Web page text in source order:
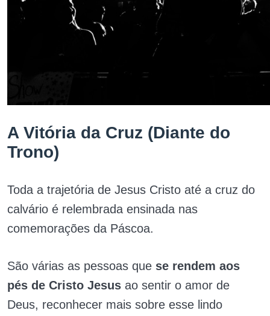
A Vitória da Cruz (Diante do
Trono)
Toda a trajetória de Jesus Cristo até a cruz do
calvário é relembrada ensinada nas
comemorações da Páscoa.
São várias as pessoas que se rendem aos
pés de Cristo Jesus ao sentir o amor de
Deus, reconhecer mais sobre esse lindo